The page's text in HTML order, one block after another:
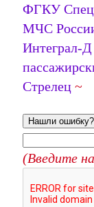
ФГКУ
МЧС
Интеграл-Д
Стрелец ~
Нашли ошибку?
(Введите